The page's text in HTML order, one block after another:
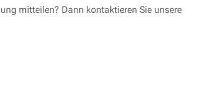
mitteilen? Dann kontaktieren Sie unsere